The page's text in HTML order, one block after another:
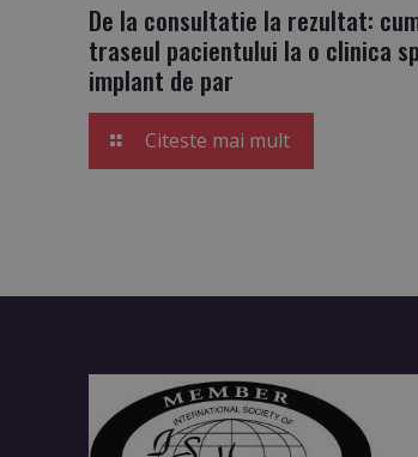
De la consultatie la rezultat:
traseul pacientului la o clinica
implant de par
Citeste mai mult